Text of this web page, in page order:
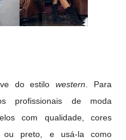
do estilowestern. Para
profissionais de moda
com qualidade, cores
ou preto, e usá-la como